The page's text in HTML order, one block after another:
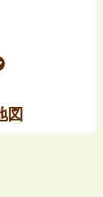
図